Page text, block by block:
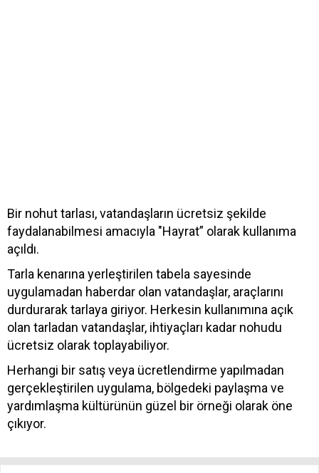
Bir nohut tarlası, vatandaşların ücretsiz şekilde
faydalanabilmesi amacıyla "Hayrat” olarak kullanıma
açıldı.
Tarla kenarına yerleştirilen tabela sayesinde
uygulamadan haberdar olan vatandaşlar, araçlarını
durdurarak tarlaya giriyor. Herkesin kullanımına açık
olan tarladan vatandaşlar, ihtiyaçları kadar nohudu
ücretsiz olarak toplayabiliyor.
Herhangi bir satış veya ücretlendirme yapılmadan
gerçekleştirilen uygulama, bölgedeki paylaşma ve
yardımlaşma kültürünün güzel bir örneği olarak öne
çıkıyor.